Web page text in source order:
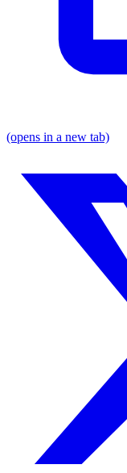
(opens in a new tab)